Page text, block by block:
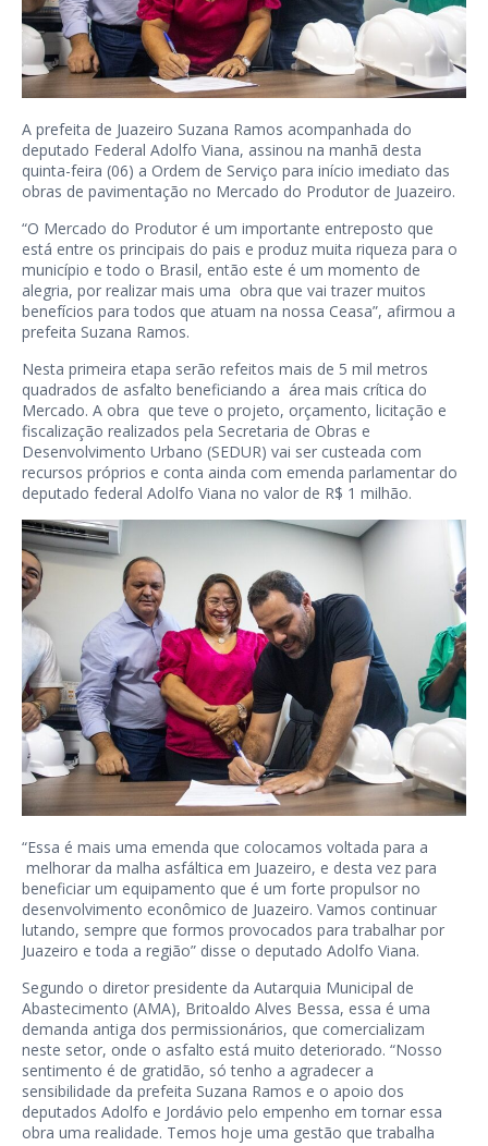
A prefeita de Juazeiro Suzana Ramos acompanhada do
deputado Federal Adolfo Viana, assinou na manhã desta
quinta-feira (06) a Ordem de Serviço para início imediato das
obras de pavimentação no Mercado do Produtor de Juazeiro.
“O Mercado do Produtor é um importante entreposto que
está entre os principais do pais e produz muita riqueza para o
município e todo o Brasil, então este é um momento de
alegria, por realizar mais uma obra que vai trazer muitos
benefícios para todos que atuam na nossa Ceasa”, afirmou a
prefeita Suzana Ramos.
Nesta primeira etapa serão refeitos mais de 5 mil metros
quadrados de asfalto beneficiando a área mais crítica do
Mercado. A obra que teve o projeto, orçamento, licitação e
fiscalização realizados pela Secretaria de Obras e
Desenvolvimento Urbano (SEDUR) vai ser custeada com
recursos próprios e conta ainda com emenda parlamentar do
deputado federal Adolfo Viana no valor de R$ 1 milhão.
“Essa é mais uma emenda que colocamos voltada para a
melhorar da malha asfáltica em Juazeiro, e desta vez para
beneficiar um equipamento que é um forte propulsor no
desenvolvimento econômico de Juazeiro. Vamos continuar
lutando, sempre que formos provocados para trabalhar por
Juazeiro e toda a região” disse o deputado Adolfo Viana.
Segundo o diretor presidente da Autarquia Municipal de
Abastecimento (AMA), Britoaldo Alves Bessa, essa é uma
demanda antiga dos permissionários, que comercializam
neste setor, onde o asfalto está muito deteriorado. “Nosso
sentimento é de gratidão, só tenho a agradecer a
sensibilidade da prefeita Suzana Ramos e o apoio dos
deputados Adolfo e Jordávio pelo empenho em tornar essa
obra uma realidade. Temos hoje uma gestão que trabalha